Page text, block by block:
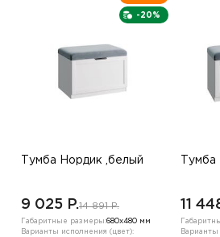
-20%
Тумба Нордик ,белый
9 025 P.14 891 P.
Габаритные размеры:680х480 мм
Варианты исполнения (цвет):
11
Варианты